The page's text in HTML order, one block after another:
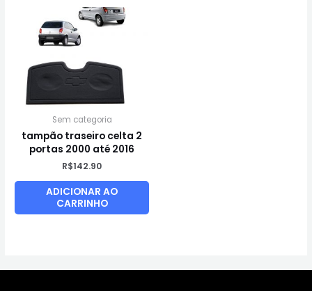
Sem categoria
tampão traseiro celta 2
portas 2000 até 2016
R$142.90
ADICIONAR AO
CARRINHO